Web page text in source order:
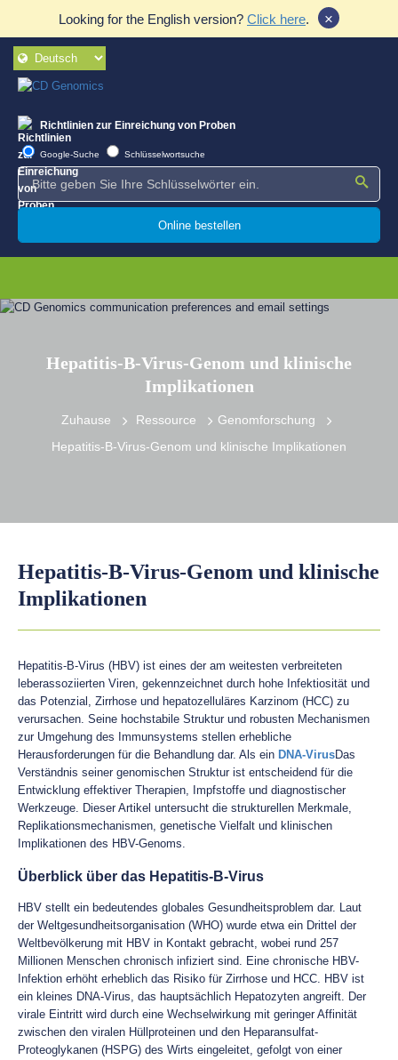
Looking for the English version? Click here. ×
Richtlinien zur Einreichung von Proben
Google-Suche Schlüsselwortsuche
Online bestellen
Hepatitis-B-Virus-Genom und klinische
Implikationen
Zuhause Ressource
Genomforschung
Hepatitis-B-Virus-Genom und klinische Implikationen
Hepatitis-B-Virus-Genom und klinische
Implikationen
Hepatitis-B-Virus (HBV) ist eines der am weitesten verbreiteten
leberassoziierten Viren, gekennzeichnet durch hohe Infektiosität und
das Potenzial, Zirrhose und hepatozelluläres Karzinom (HCC) zu
verursachen. Seine hochstabile Struktur und robusten Mechanismen
zur Umgehung des Immunsystems stellen erhebliche
Herausforderungen für die Behandlung dar. Als ein DNA-VirusDas
Verständnis seiner genomischen Struktur ist entscheidend für die
Entwicklung effektiver Therapien, Impfstoffe und diagnostischer
Werkzeuge. Dieser Artikel untersucht die strukturellen Merkmale,
Replikationsmechanismen, genetische Vielfalt und klinischen
Implikationen des HBV-Genoms.
Überblick über das Hepatitis-B-Virus
HBV stellt ein bedeutendes globales Gesundheitsproblem dar. Laut
der Weltgesundheitsorganisation (WHO) wurde etwa ein Drittel der
Weltbevölkerung mit HBV in Kontakt gebracht, wobei rund 257
Millionen Menschen chronisch infiziert sind. Eine chronische HBV-
Infektion erhöht erheblich das Risiko für Zirrhose und HCC. HBV ist
ein kleines DNA-Virus, das hauptsächlich Hepatozyten angreift. Der
virale Eintritt wird durch eine Wechselwirkung mit geringer Affinität
zwischen den viralen Hüllproteinen und den Heparansulfat-
Proteoglykanen (HSPG) des Wirts eingeleitet, gefolgt von einer